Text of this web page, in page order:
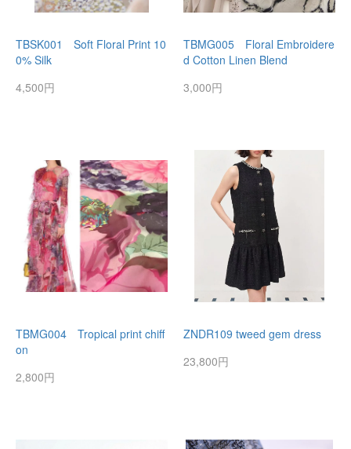
TBSK001 Soft Floral Print 10
0% Silk
4,500円
TBMG005 Floral Embroidere
d Cotton Linen Blend
3,000円
TBMG004 Tropical print chiff
on
2,800円
ZNDR109 tweed gem dress
23,800円